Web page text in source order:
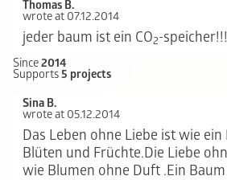
Thomas B.
wrote at 07.12.2014
jeder baum ist ein CO2-speicher!!!
Since2014
Supports5 projects
Sina B.
wrote at 05.12.2014
Das Leben ohne Liebe ist wie
Blüten und Früchte.Die Liebe
wie Blumen ohne Duft .Ein